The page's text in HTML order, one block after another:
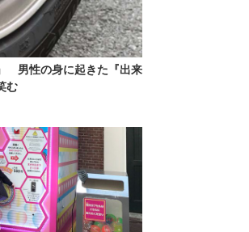
男性の身に起きた『出来
む